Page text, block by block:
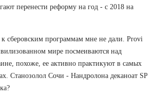
перенести реформу на год - с 2018 на
сберовским программам мне не дали. Provi
мире посмеиваются над
похоже, ее активно практикуют в самых
Станозолол Сочи - Нандролона деканоат SP